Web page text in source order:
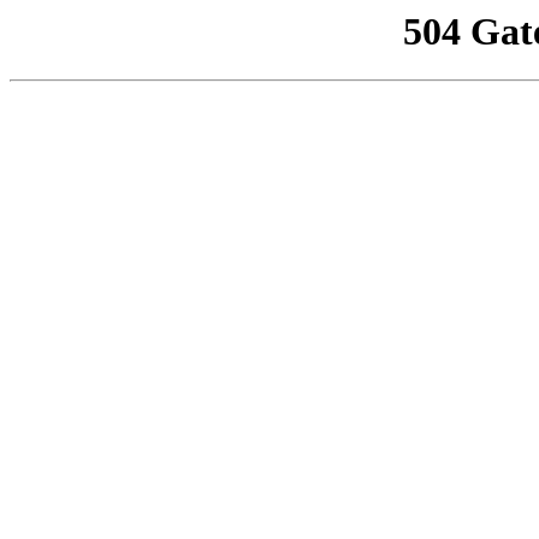
504